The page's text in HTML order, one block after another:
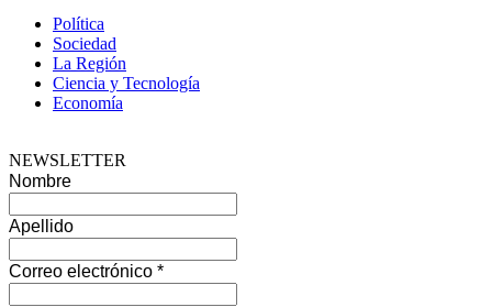
Política
Sociedad
La Región
Ciencia y Tecnología
Economía
NEWSLETTER
Nombre
Apellido
Correo electrónico *